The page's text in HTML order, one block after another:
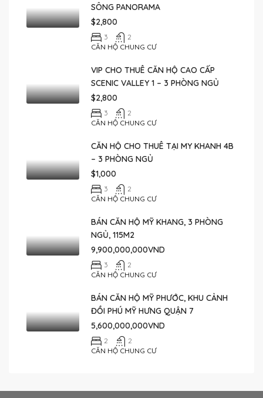
SÔNG PANORAMA
$2,800
3
2
CĂN HỘ CHUNG CƯ
VIP CHO THUÊ CĂN HỘ CAO CẤP
SCENIC VALLEY 1 – 3 PHÒNG NGỦ
$2,800
3
2
CĂN HỘ CHUNG CƯ
CĂN HỘ CHO THUÊ TẠI MY KHANH 4B
– 3 PHÒNG NGỦ
$1,000
3
2
CĂN HỘ CHUNG CƯ
BÁN CĂN HỘ MỸ KHANG, 3 PHÒNG
NGỦ, 115M2
9,900,000,000VND
3
2
CĂN HỘ CHUNG CƯ
BÁN CĂN HỘ MỸ PHƯỚC, KHU CẢNH
ĐỒI PHÚ MỸ HƯNG QUẬN 7
5,600,000,000VND
2
2
CĂN HỘ CHUNG CƯ